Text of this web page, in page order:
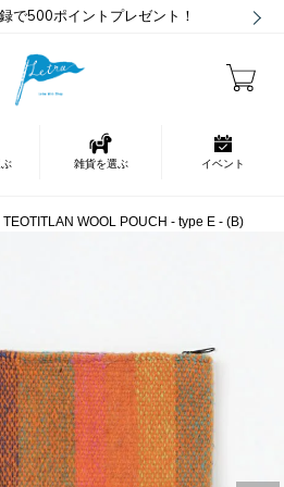
で500ポイントプレゼント！
雑貨を選ぶ イベント
TEOTITLAN WOOL POUCH - type E - (B)